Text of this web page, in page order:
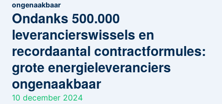
ongenaakbaar
Ondanks 500.000
leverancierswissels en
recordaantal contractformules:
grote energieleveranciers
ongenaakbaar
10 december 2024